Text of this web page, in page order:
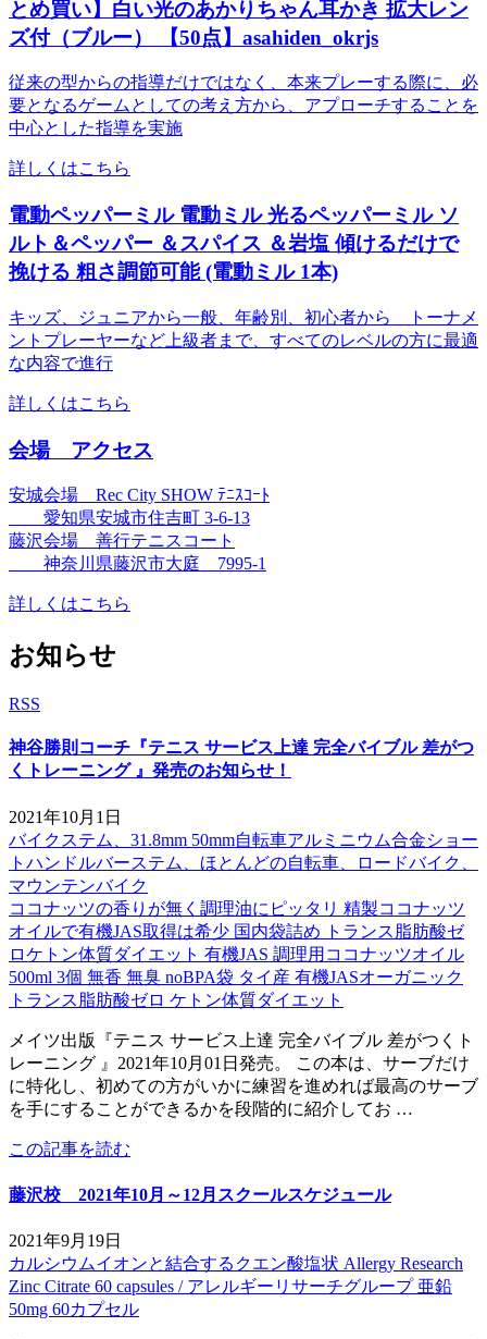
とめ買い】白い光のあかりちゃん耳かき 拡大レン
ズ付（ブルー） 【50点】asahiden_okrjs
従来の型からの指導だけではなく、本来プレーする際に、必
要となるゲームとしての考え方から、アプローチすることを
中心とした指導を実施
詳しくはこちら
電動ペッパーミル 電動ミル 光るペッパーミル ソ
ルト＆ペッパー ＆スパイス ＆岩塩 傾けるだけで
挽ける 粗さ調節可能 (電動ミル 1本)
キッズ、ジュニアから一般、年齢別、初心者から トーナメ
ントプレーヤーなど上級者まで、すべてのレベルの方に最適
な内容で進行
詳しくはこちら
会場 アクセス
安城会場 Rec City SHOW ﾃﾆｽｺｰﾄ
愛知県安城市住吉町 3-6-13
藤沢会場 善行テニスコート
神奈川県藤沢市大庭 7995-1
詳しくはこちら
お知らせ
RSS
神谷勝則コーチ『テニス サービス上達 完全バイブル 差がつ
くトレーニング 』発売のお知らせ！
2021年10月1日
バイクステム、31.8mm 50mm自転車アルミニウム合金ショー
トハンドルバーステム、ほとんどの自転車、ロードバイク、
マウンテンバイク
ココナッツの香りが無く調理油にピッタリ 精製ココナッツ
オイルで有機JAS取得は希少 国内袋詰め トランス脂肪酸ゼ
ロケトン体質ダイエット 有機JAS 調理用ココナッツオイル
500ml 3個 無香 無臭 noBPA袋 タイ産 有機JASオーガニック
トランス脂肪酸ゼロ ケトン体質ダイエット
メイツ出版『テニス サービス上達 完全バイブル 差がつくト
レーニング 』2021年10月01日発売。 この本は、サーブだけ
に特化し、初めての方がいかに練習を進めれば最高のサーブ
を手にすることができるかを段階的に紹介してお …
この記事を読む
藤沢校 2021年10月～12月スクールスケジュール
2021年9月19日
カルシウムイオンと結合するクエン酸塩状 Allergy Research
Zinc Citrate 60 capsules / アレルギーリサーチグループ 亜鉛
50mg 60カプセル